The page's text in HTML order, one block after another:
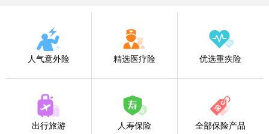
人气意外险 精选医疗险 优选重疾险
出行旅游 人寿保险 全部保险产品